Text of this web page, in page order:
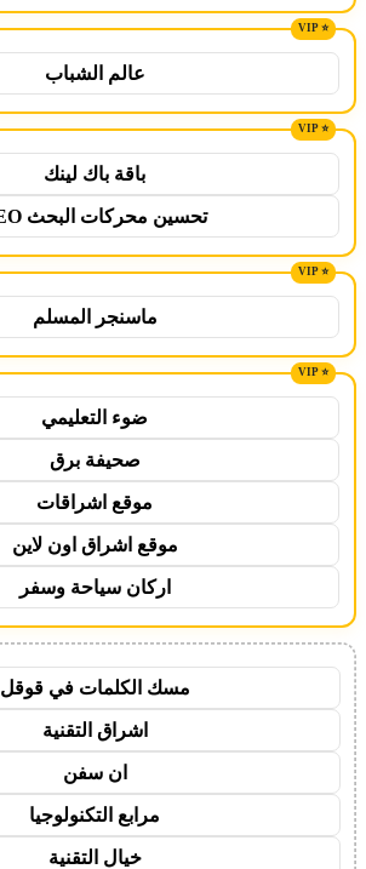
عالم الشباب
باقة باك لينك
تحسين محركات البحث SEO
ماسنجر المسلم
ضوء التعليمي
صحيفة برق
موقع اشراقات
موقع اشراق اون لاين
اركان سياحة وسفر
مسك الكلمات في قوقل
اشراق التقنية
ان سفن
مرابع التكنولوجيا
خيال التقنية